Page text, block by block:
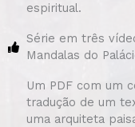
espiritual.
Série em três
Mandalas do
Um PDF com um
tradução de um
uma arquiteta